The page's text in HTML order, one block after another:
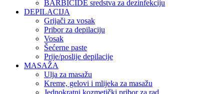
BARBICIDE sredstva za dezinfekciju
DEPILACIJA
Grijači za vosak
Pribor za depilaciju
Vosak
Šećerne paste
Prije/poslije depilacije
MASAŽA
Ulja za masažu
Kreme, gelovi i mlijeka za masažu
Jednokratni kozmetički pribor za rad